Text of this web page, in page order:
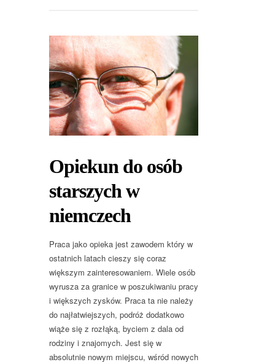
Opiekun do osób
starszych w
niemczech
Praca jako opieka jest zawodem który w
ostatnich latach cieszy się coraz
większym zainteresowaniem. Wiele osób
wyrusza za granice w poszukiwaniu pracy
i większych zysków. Praca ta nie należy
do najłatwiejszych, podróż dodatkowo
wiąże się z rozłąką, byciem z dala od
rodziny i znajomych. Jest się w
absolutnie nowym miejscu, wśród nowych